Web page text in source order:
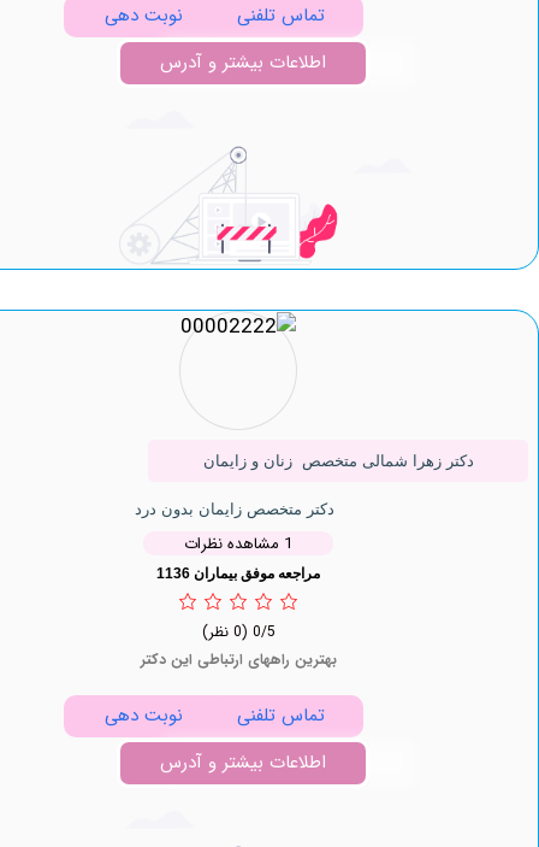
تماس تلفنی
نوبت دهی
اطلاعات بیشتر و آدرس
دکتر زهرا شمالی متخصص زنان و زایمان
دکتر متخصص زایمان بدون درد
مراجعه موفق بیماران 1136
بهترین راههای ارتباطی این دکتر
تماس تلفنی
نوبت دهی
اطلاعات بیشتر و آدرس